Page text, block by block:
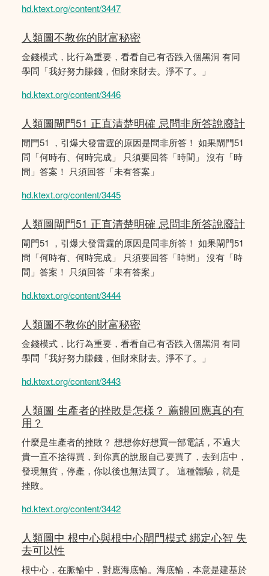
hd.ktext.org/content/3447
人類圖不教你的財富秘密
金錢模式，比行為重要，看看自己有否跌入個黑洞 有同
學問「我好努力賺錢，但財來財去。淨不了。」
hd.ktext.org/content/3446
人類圖閘門51 正直清楚明確 忌問非所答說廢計
閘門51 ，引爆大發雷霆的原因是問非所答！ 如果閘門51
問「何時有、何時完成」 只須要回答「時間」 沒有「時
間」答案！ 只須回答「未有答案」
hd.ktext.org/content/3445
人類圖閘門51 正直清楚明確 忌問非所答說廢計
閘門51 ，引爆大發雷霆的原因是問非所答！ 如果閘門51
問「何時有、何時完成」 只須要回答「時間」 沒有「時
間」答案！ 只須回答「未有答案」
hd.ktext.org/content/3444
人類圖不教你的財富秘密
金錢模式，比行為重要，看看自己有否跌入個黑洞 有同
學問「我好努力賺錢，但財來財去。淨不了。」
hd.ktext.org/content/3443
人類圖 生產者的挫敗是怎樣？ 薦體回應真的有
用？
什麼是生產者的挫敗？ 想想你好想買一部電話，不過大
貴一直不捨得買，到你真的說服自己要買了，去到店中，
發現無貨，停產，你以後也無法買了。 這種體驗，就是
挫敗。
hd.ktext.org/content/3442
人類圖中 根中心與根中心閘門模式 綁定心智 失
去可以性
根中心，在脈輪中，對應海底輪。海底輪，本意是建基於